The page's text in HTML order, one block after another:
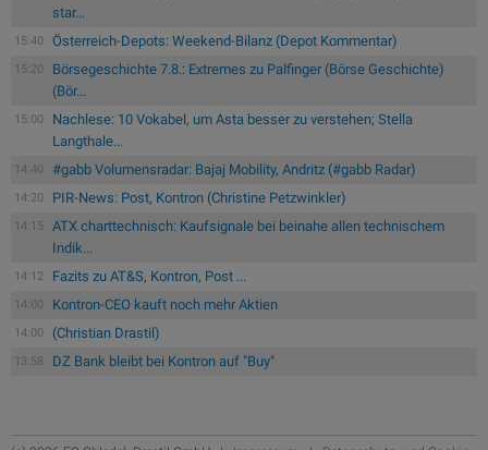
star...
15:40 Österreich-Depots: Weekend-Bilanz (Depot Kommentar)
15:20
Börsegeschichte 7.8.: Extremes zu Palfinger (Börse Geschichte)
(Bör...
15:00
Nachlese: 10 Vokabel, um Asta besser zu verstehen; Stella
Langthale...
14:40 #gabb Volumensradar: Bajaj Mobility, Andritz (#gabb Radar)
14:20 PIR-News: Post, Kontron (Christine Petzwinkler)
14:15
ATX charttechnisch: Kaufsignale bei beinahe allen technischem
Indik...
14:12 Fazits zu AT&S, Kontron, Post ...
14:00 Kontron-CEO kauft noch mehr Aktien
14:00 (Christian Drastil)
13:58 DZ Bank bleibt bei Kontron auf "Buy"